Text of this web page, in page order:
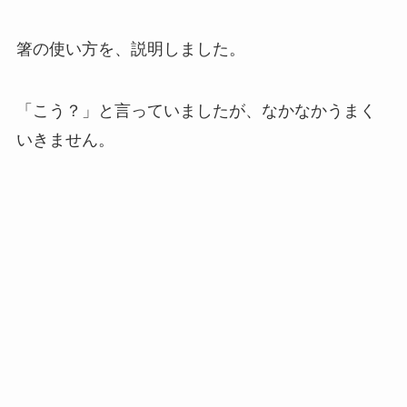
箸の使い方を、説明しました。
「こう？」と言っていましたが、なかなかうまく
いきません。